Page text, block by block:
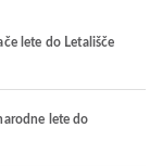
lete do Letališče
lete do